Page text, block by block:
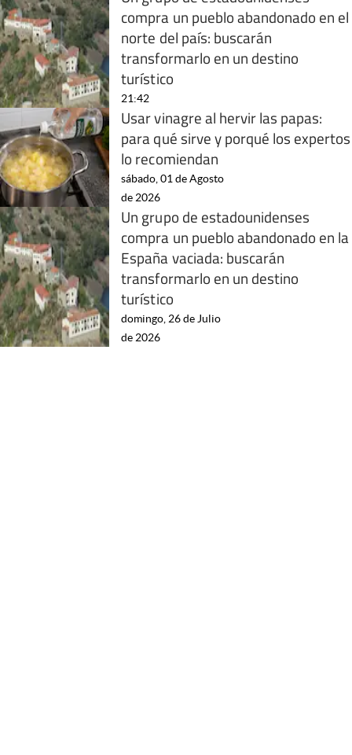
compra un pueblo abandonado en el
norte del país: buscarán
transformarlo en un destino
turístico
21:42
Usar vinagre al hervir las papas:
para qué sirve y porqué los expertos
lo recomiendan
sábado, 01 de Agosto
de 2026
Un grupo de estadounidenses
compra un pueblo abandonado en la
España vaciada: buscarán
transformarlo en un destino
turístico
domingo, 26 de Julio
de 2026